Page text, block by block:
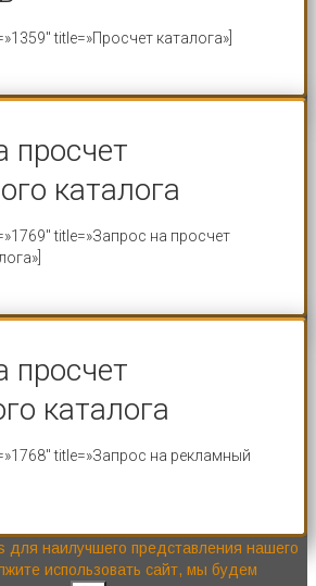
title=»Просчет каталога»]
просчет
каталога
title=»Запрос на просчет
просчет
каталога
title=»Запрос на рекламный
для наилучшего представления нашего
использовать сайт, мы будем